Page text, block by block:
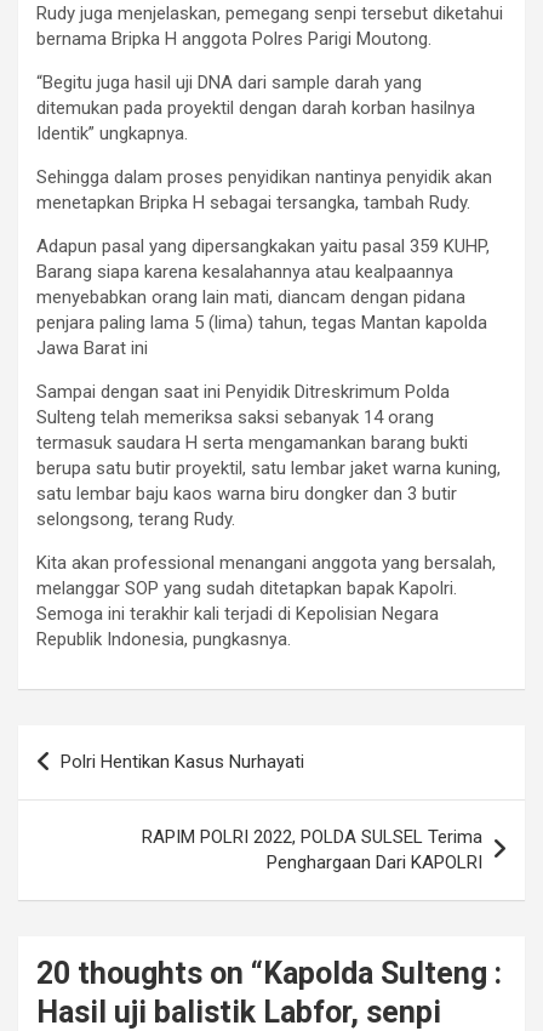
Rudy juga menjelaskan, pemegang senpi tersebut diketahui
bernama Bripka H anggota Polres Parigi Moutong.
“Begitu juga hasil uji DNA dari sample darah yang
ditemukan pada proyektil dengan darah korban hasilnya
Identik” ungkapnya.
Sehingga dalam proses penyidikan nantinya penyidik akan
menetapkan Bripka H sebagai tersangka, tambah Rudy.
Adapun pasal yang dipersangkakan yaitu pasal 359 KUHP,
Barang siapa karena kesalahannya atau kealpaannya
menyebabkan orang lain mati, diancam dengan pidana
penjara paling lama 5 (lima) tahun, tegas Mantan kapolda
Jawa Barat ini
Sampai dengan saat ini Penyidik Ditreskrimum Polda
Sulteng telah memeriksa saksi sebanyak 14 orang
termasuk saudara H serta mengamankan barang bukti
berupa satu butir proyektil, satu lembar jaket warna kuning,
satu lembar baju kaos warna biru dongker dan 3 butir
selongsong, terang Rudy.
Kita akan professional menangani anggota yang bersalah,
melanggar SOP yang sudah ditetapkan bapak Kapolri.
Semoga ini terakhir kali terjadi di Kepolisian Negara
Republik Indonesia, pungkasnya.
Navigasi
pos
Polri Hentikan Kasus Nurhayati
RAPIM POLRI 2022, POLDA SULSEL Terima
Penghargaan Dari KAPOLRI
20 thoughts on “ Kapolda Sulteng :
Hasil uji balistik Labfor, senpi